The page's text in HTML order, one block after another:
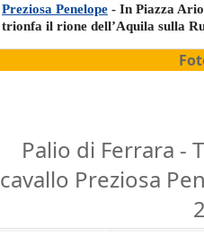
Preziosa Penelope - In Piazza
trionfa il rione dell’Aquila sulla
Palio di Ferrara -
cavallo Preziosa